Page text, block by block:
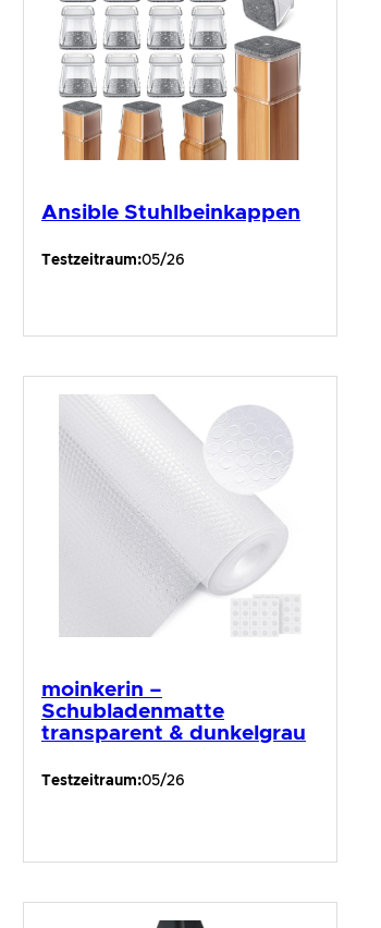
Ansible Stuhlbeinkappen
Testzeitraum:05/26
moinkerin –
Schubladenmatte
transparent & dunkelgrau
Testzeitraum:05/26